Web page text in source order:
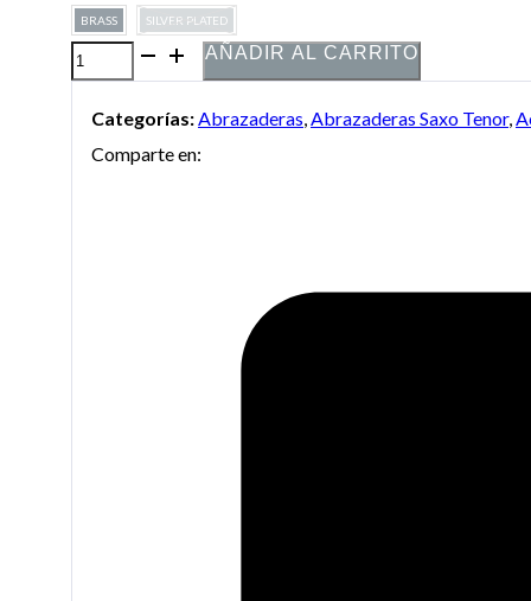
desde
100,00 €
BRASS SILVER PLATED
Abrazadera
Sax
Shop
AÑADIR AL CARRITO
Categorías: Abrazaderas Abrazaderas Saxo Tenor,
Comparte en: